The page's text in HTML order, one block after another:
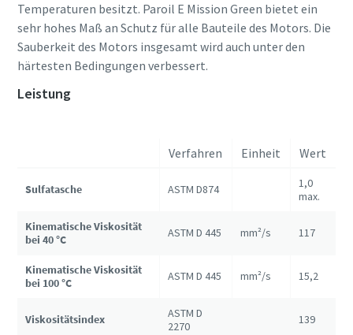
Temperaturen besitzt. Paroil E Mission Green bietet ein
sehr hohes Maß an Schutz für alle Bauteile des Motors. Die
Sauberkeit des Motors insgesamt wird auch unter den
härtesten Bedingungen verbessert.
Leistung
Verfahren Einheit Wert
Sulfatasche ASTM D874
1,0
max.
Kinematische Viskosität
bei 40 °C
ASTM D 445 mm²/s 117
Kinematische Viskosität
bei 100 °C
ASTM D 445 mm²/s 15,2
Viskositätsindex
ASTM D
2270
139